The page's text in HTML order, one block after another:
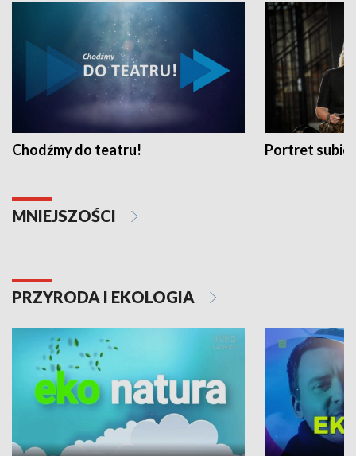
Chodźmy do teatru! Portret
MNIEJSZOŚCI
PRZYRODA I EKOLOGIA